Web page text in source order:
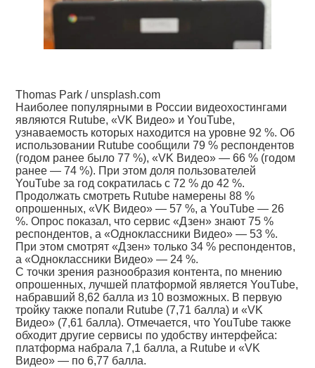
Thomas Park / unsplash.com
Наиболее популярными в России видеохостингами
являются Rutube, «VK Видео» и YouTube,
узнаваемость которых находится на уровне 92 %. Об
использовании Rutube сообщили 79 % респондентов
(годом ранее было 77 %), «VK Видео» — 66 % (годом
ранее — 74 %). При этом доля пользователей
YouTube за год сократилась с 72 % до 42 %.
Продолжать смотреть Rutube намерены 88 %
опрошенных, «VK Видео» — 57 %, а YouTube — 26
%. Опрос показал, что сервис «Дзен» знают 75 %
респондентов, а «Одноклассники Видео» — 53 %.
При этом смотрят «Дзен» только 34 % респондентов,
а «Одноклассники Видео» — 24 %.
С точки зрения разнообразия контента, по мнению
опрошенных, лучшей платформой является YouTube,
набравший 8,62 балла из 10 возможных. В первую
тройку также попали Rutube (7,71 балла) и «VK
Видео» (7,61 балла). Отмечается, что YouTube также
обходит другие сервисы по удобству интерфейса:
платформа набрала 7,1 балла, а Rutube и «VK
Видео» — по 6,77 балла.